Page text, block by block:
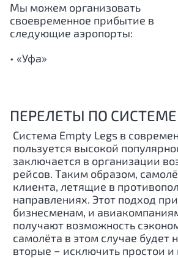
Мы можем организовать
своевременное прибытие в
следующие аэропорты:
• «Уфа»
ПЕРЕЛЕТЫ ПО СИСТЕМЕ
Система Empty Legs в
пользуется высокой
заключается в организации
рейсов. Таким образом,
клиента, летящие в
направлениях. Этот подход
бизнесменам, и
получают возможность
самолёта в этом случае будет
вторые − исключить простои и